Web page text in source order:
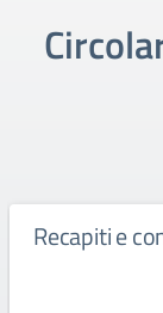
Recapiti e